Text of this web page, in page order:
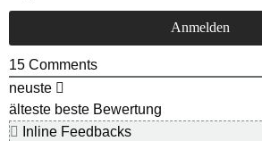
15 Comments
neuste
älteste beste Bewertung
Inline Feedbacks